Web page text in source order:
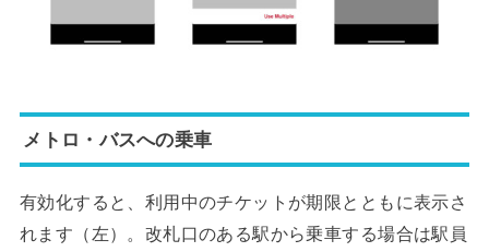
メトロ・バスへの乗車
有効化すると、利用中のチケットが期限とともに表示さ
れます（左）。改札口のある駅から乗車する場合は駅員